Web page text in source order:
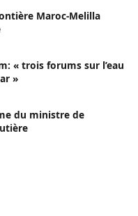
Maroc-Melilla
« trois forums sur l’eau
»
du ministre de